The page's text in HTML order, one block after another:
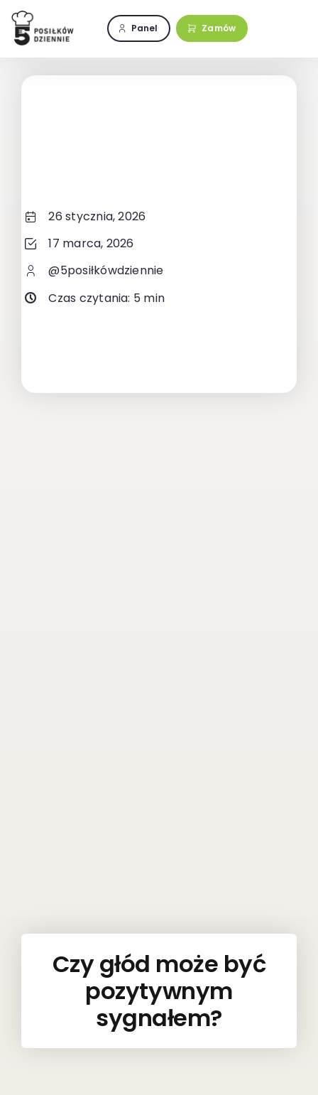
Przejdź
zawartości
Panel Zamów
26 stycznia, 2026
17 marca, 2026
@5posiłkówdziennie
Czas czytania: 5 min
Czy głód może być
pozytywnym
sygnałem?